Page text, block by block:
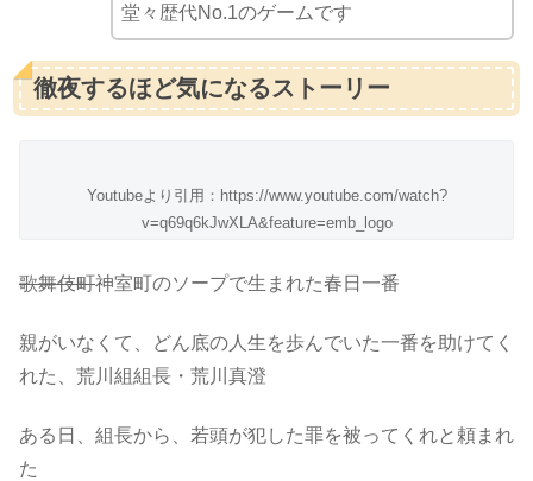
堂々歴代No.1のゲームです
徹夜するほど気になるストーリー
Youtubeより引用：https://www.youtube.com/watch?
v=q69q6kJwXLA&feature=emb_logo
歌舞伎町神室町のソープで生まれた春日一番
親がいなくて、どん底の人生を歩んでいた一番を助けてく
れた、荒川組組長・荒川真澄
ある日、組長から、若頭が犯した罪を被ってくれと頼まれ
た